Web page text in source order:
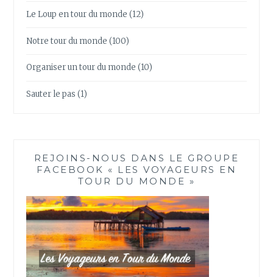
Le Loup en tour du monde (12)
Notre tour du monde (100)
Organiser un tour du monde (10)
Sauter le pas (1)
REJOINS-NOUS DANS LE GROUPE
FACEBOOK « LES VOYAGEURS EN
TOUR DU MONDE »